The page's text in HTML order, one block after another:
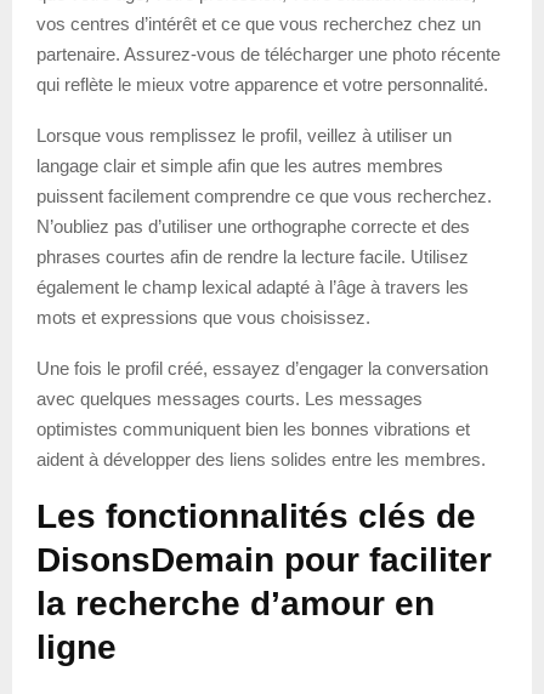
vos centres d’intérêt et ce que vous recherchez chez un
partenaire. Assurez-vous de télécharger une photo récente
qui reflète le mieux votre apparence et votre personnalité.
Lorsque vous remplissez le profil, veillez à utiliser un
langage clair et simple afin que les autres membres
puissent facilement comprendre ce que vous recherchez.
N’oubliez pas d’utiliser une orthographe correcte et des
phrases courtes afin de rendre la lecture facile. Utilisez
également le champ lexical adapté à l’âge à travers les
mots et expressions que vous choisissez.
Une fois le profil créé, essayez d’engager la conversation
avec quelques messages courts. Les messages
optimistes communiquent bien les bonnes vibrations et
aident à développer des liens solides entre les membres.
Les fonctionnalités clés de
DisonsDemain pour faciliter
la recherche d’amour en
ligne